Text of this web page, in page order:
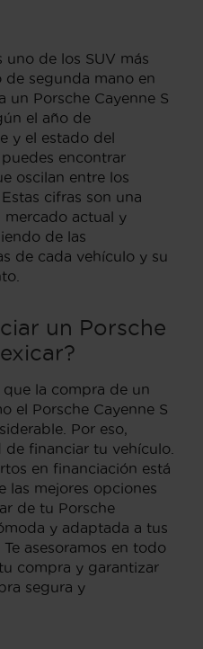
uno de los SUV más
de segunda mano en
un Porsche Cayenne S
el año de
y el estado del
encontrar
oscilan entre los
cifras son una
mercado actual y
de las
de cada vehículo y su
un Porsche
la compra de un
el Porsche Cayenne S
Por eso,
financiar tu vehículo.
en financiación está
las mejores opciones
de tu Porsche
y adaptada a tus
asesoramos en todo
compra y garantizar
segura y